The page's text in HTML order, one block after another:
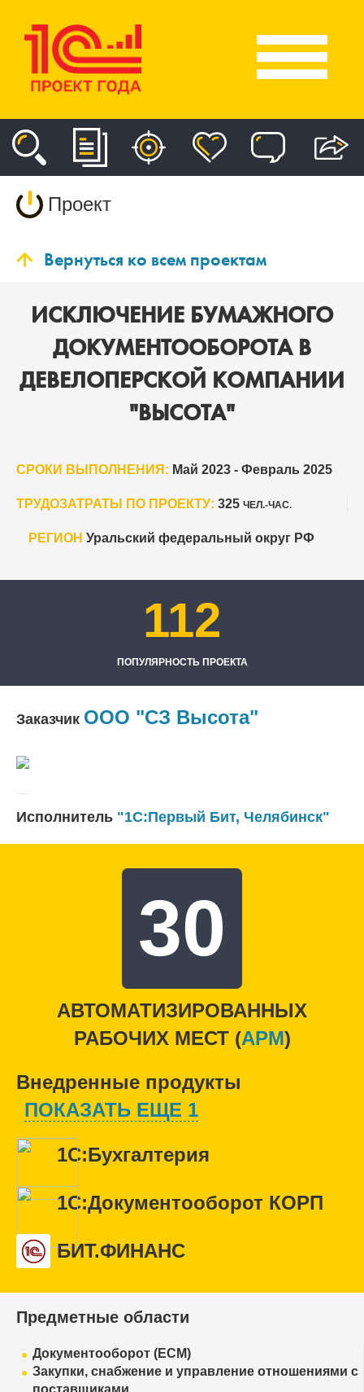
Проект
Вернуться ко всем проектам
ИСКЛЮЧЕНИЕ БУМАЖНОГО
ДОКУМЕНТООБОРОТА В
ДЕВЕЛОПЕРСКОЙ КОМПАНИИ
"ВЫСОТА"
СРОКИ ВЫПОЛНЕНИЯ: Май 2023 - Февраль 2025
ТРУДОЗАТРАТЫ ПО ПРОЕКТУ: 325 ЧЕЛ.-ЧАС.
РЕГИОН Уральский федеральный округ РФ
112
ПОПУЛЯРНОСТЬ ПРОЕКТА
Заказчик ООО "СЗ Высота"
Исполнитель "1С:Первый Бит, Челябинск"
30
АВТОМАТИЗИРОВАННЫХ
РАБОЧИХ МЕСТ (APM)
Внедренные продукты
ПОКАЗАТЬ ЕЩЕ 1
1С:Бухгалтерия
1С:Документооборот КОРП
БИТ.ФИНАНС
Предметные области
Документооборот (ECM)
Закупки, снабжение и управление отношениями с
поставщиками